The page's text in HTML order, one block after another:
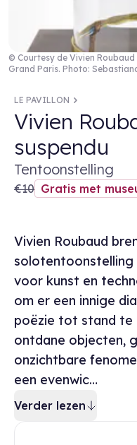
© Courtesy de Vivien
Grand Paris. Photo:
LE PAVILLON
Vivien
suspendu
Tentoonstelling
€10 Gratis met
Vivien Roubaud
solotentoonstelling
voor kunst en
om er een innige
poëzie tot stand te
ontdane objecten,
onzichtbare
een evenwic…
Verder lezen